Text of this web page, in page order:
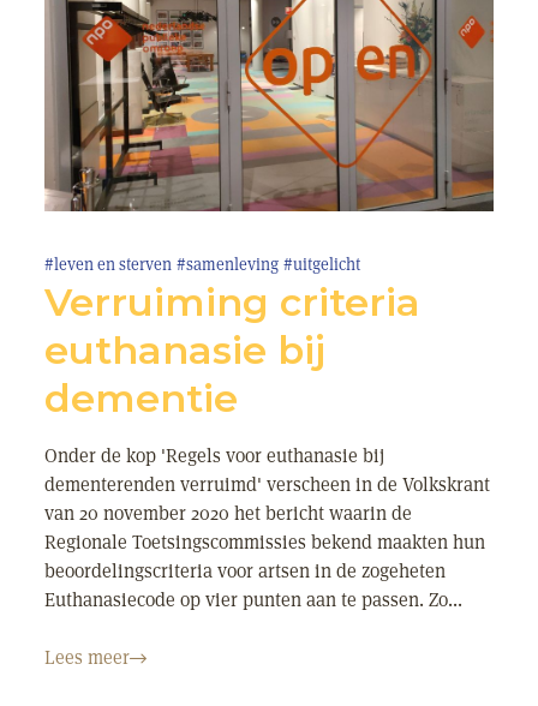
#leven en sterven #samenleving #uitgelicht
Verruiming criteria
euthanasie bij
dementie
Onder de kop 'Regels voor euthanasie bij
dementerenden verruimd' verscheen in de Volkskrant
van 20 november 2020 het bericht waarin de
Regionale Toetsingscommissies bekend maakten hun
beoordelingscriteria voor artsen in de zogeheten
Euthanasiecode op vier punten aan te passen. Zo...
Lees meer